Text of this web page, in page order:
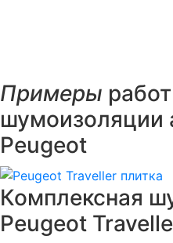
Примеры
шумоизоляции
Peugeot
Комплексная
Peugeot